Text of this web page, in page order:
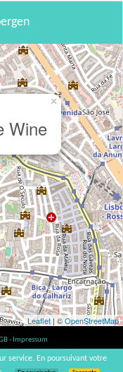
Wine
×
Leaflet | ©OpenStreetMap
- Impressum
in Maßen empfohlen |
service. En poursuivant votre